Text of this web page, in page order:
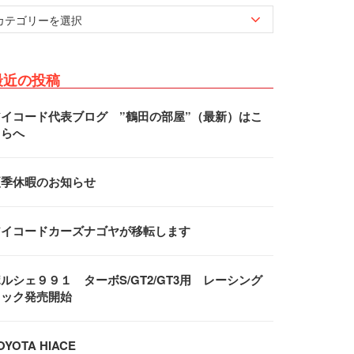
の投稿
コード代表ブログ ”鶴田の部屋”（最新）はこ
へ
休暇のお知らせ
コードカーズナゴヤが移転します
シェ９９１ ターボS/GT2/GT3用 レーシング
ク発売開始
HIACE